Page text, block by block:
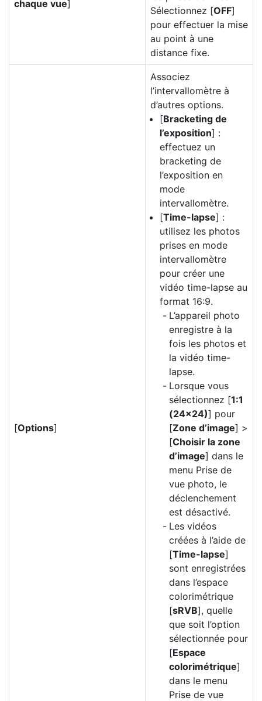
chaque vue]
Sélectionnez [OFF]
pour effectuer la mise
au point à une
distance fixe.
[Options]
Associez
l’intervallomètre à
d’autres options.
[Bracketing de
l’exposition] :
effectuez un
bracketing de
l’exposition en
mode
intervallomètre.
[Time-lapse] :
utilisez les photos
prises en mode
intervallomètre
pour créer une
vidéo time-lapse au
format 16:9.
L’appareil photo
enregistre à la
fois les photos et
la vidéo time-
lapse.
Lorsque vous
sélectionnez [1:1
(24×24)] pour
[Zone d’image] >
[Choisir la zone
d’image] dans le
menu Prise de
vue photo, le
déclenchement
est désactivé.
Les vidéos
créées à l’aide de
[Time-lapse]
sont enregistrées
dans l’espace
colorimétrique
[sRVB], quelle
que soit l’option
sélectionnée pour
[Espace
colorimétrique]
dans le menu
Prise de vue